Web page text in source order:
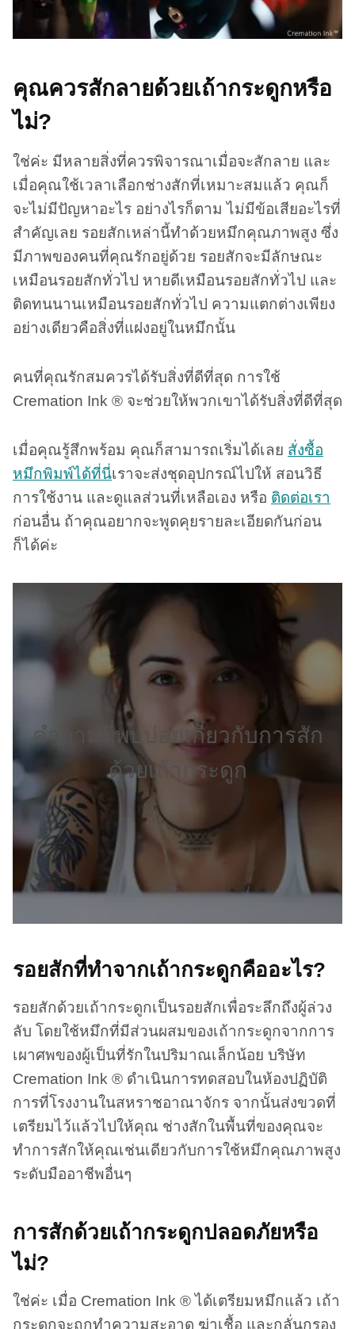
คุณควรสักลายด้วยเถ้ากระดูกหรือ
ไม่?
ใช่ค่ะ มีหลายสิ่งที่ควรพิจารณาเมื่อจะสักลาย และ
เมื่อคุณใช้เวลาเลือกช่างสักที่เหมาะสมแล้ว คุณก็
จะไม่มีปัญหาอะไร อย่างไรก็ตาม ไม่มีข้อเสียอะไรที่
สำคัญเลย รอยสักเหล่านี้ทำด้วยหมึกคุณภาพสูง ซึ่ง
มีภาพของคนที่คุณรักอยู่ด้วย รอยสักจะมีลักษณะ
เหมือนรอยสักทั่วไป หายดีเหมือนรอยสักทั่วไป และ
ติดทนนานเหมือนรอยสักทั่วไป ความแตกต่างเพียง
อย่างเดียวคือสิ่งที่แฝงอยู่ในหมึกนั้น
คนที่คุณรักสมควรได้รับสิ่งที่ดีที่สุด การใช้
Cremation Ink ® จะช่วยให้พวกเขาได้รับสิ่งที่ดีที่สุด
เมื่อคุณรู้สึกพร้อม คุณก็สามารถเริ่มได้เลย สั่งซื้อ
หมึกพิมพ์ได้ที่นี่เราจะส่งชุดอุปกรณ์ไปให้ สอนวิธี
การใช้งาน และดูแลส่วนที่เหลือเอง หรือ ติดต่อเรา
ก่อนอื่น ถ้าคุณอยากจะพูดคุยรายละเอียดกันก่อน
ก็ได้ค่ะ
คำถามที่พบบ่อยเกี่ยวกับการสัก
ด้วยเถ้ากระดูก
รอยสักที่ทำจากเถ้ากระดูกคืออะไร?
รอยสักด้วยเถ้ากระดูกเป็นรอยสักเพื่อระลึกถึงผู้ล่วง
ลับ โดยใช้หมึกที่มีส่วนผสมของเถ้ากระดูกจากการ
เผาศพของผู้เป็นที่รักในปริมาณเล็กน้อย บริษัท
Cremation Ink ® ดำเนินการทดสอบในห้องปฏิบัติ
การที่โรงงานในสหราชอาณาจักร จากนั้นส่งขวดที่
เตรียมไว้แล้วไปให้คุณ ช่างสักในพื้นที่ของคุณจะ
ทำการสักให้คุณเช่นเดียวกับการใช้หมึกคุณภาพสูง
ระดับมืออาชีพอื่นๆ
การสักด้วยเถ้ากระดูกปลอดภัยหรือ
ไม่?
ใช่ค่ะ เมื่อ Cremation Ink ® ได้เตรียมหมึกแล้ว เถ้า
กระดูกจะถูกทำความสะอาด ฆ่าเชื้อ และกลั่นกรอง